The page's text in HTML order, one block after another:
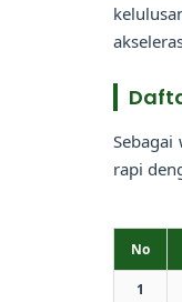
rapi
No
1